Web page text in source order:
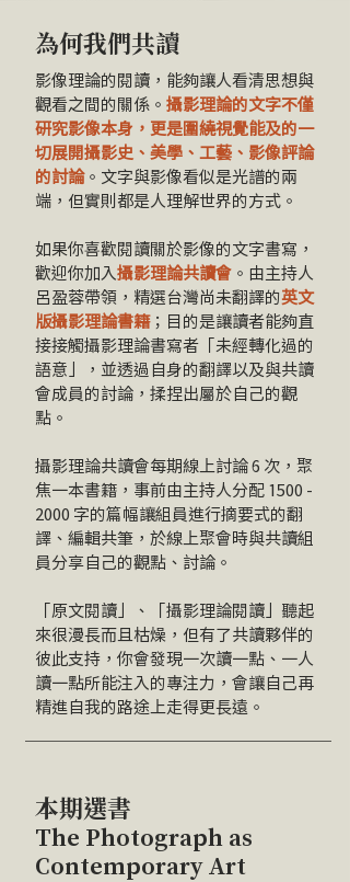
為何我們共讀
影像理論的閱讀，能夠讓人看清思想與
觀看之間的關係。 攝影理論的文字不僅
研究影像本身，更是圍繞視覺能及的一
切展開攝影史、美學、工藝、影像評論
的討論。文字與影像看似是光譜的兩
端，但實則都是人理解世界的方式。
如果你喜歡閱讀關於影像的文字書寫，
歡迎你加入攝影理論共讀會。由主持人
呂盈蓉帶領，精選台灣尚未翻譯的英文
版攝影理論書籍；目的是讓讀者能夠直
接接觸攝影理論書寫者「未經轉化過的
語意」，並透過自身的翻譯以及與共讀
會成員的討論，揉捏出屬於自己的觀
點。
攝影理論共讀會每期線上討論 6 次，聚
焦一本書籍，事前由主持人分配1500 -
2000 字的篇幅讓組員進行摘要式的翻
譯、編輯共筆，於線上聚會時與共讀組
員分享自己的觀點、討論。
​「原文閱讀」、「攝影理論閱讀」聽起
來很漫長而且枯燥，但有了共讀夥伴的
彼此支持，你會發現一次讀一點、一人
讀一點所能注入的專注力，會讓自己再
精進自我的路途上走得更長遠。
本期選書
The Photograph as
Contemporary Art